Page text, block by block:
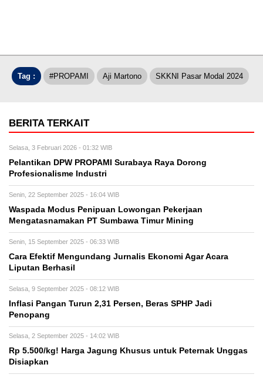
Tag : #PROPAMI Aji Martono SKKNI Pasar Modal 2024
BERITA TERKAIT
Selasa, 3 Februari 2026 - 01:32 WIB
Pelantikan DPW PROPAMI Surabaya Raya Dorong
Profesionalisme Industri
Senin, 22 September 2025 - 16:04 WIB
Waspada Modus Penipuan Lowongan Pekerjaan
Mengatasnamakan PT Sumbawa Timur Mining
Senin, 15 September 2025 - 06:33 WIB
Cara Efektif Mengundang Jurnalis Ekonomi Agar Acara
Liputan Berhasil
Selasa, 9 September 2025 - 08:12 WIB
Inflasi Pangan Turun 2,31 Persen, Beras SPHP Jadi
Penopang
Selasa, 2 September 2025 - 14:02 WIB
Rp 5.500/kg! Harga Jagung Khusus untuk Peternak Unggas
Disiapkan